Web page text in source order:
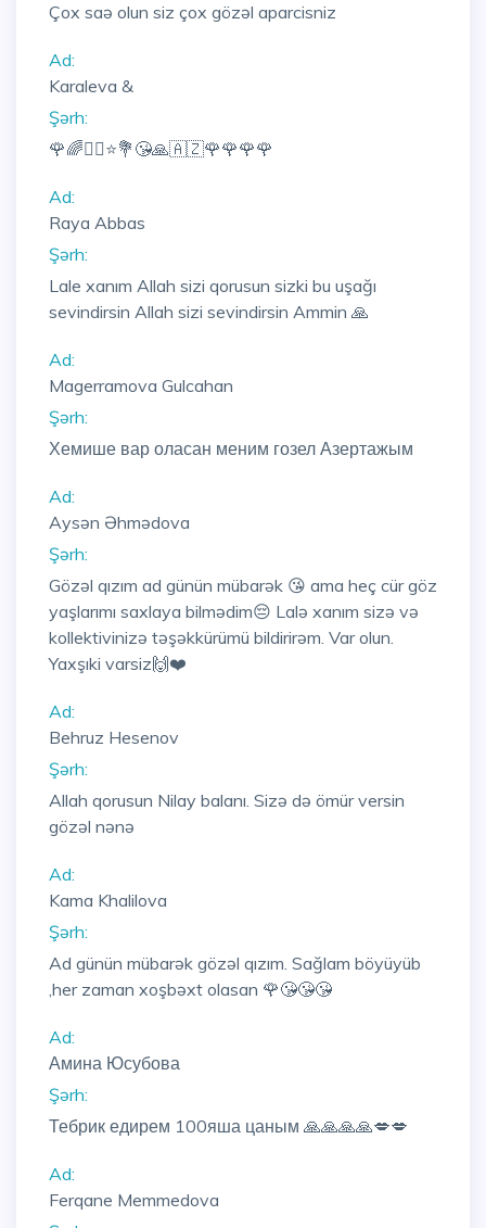
Çox saə olun siz çox gözəl aparcisniz
Ad:
Karaleva &
Şərh:
🌹🌈🧚‍♀️⭐💐😘🙏🇦🇿🌹🌹🌹🌹
Ad:
Raya Abbas
Şərh:
Lale xanım Allah sizi qorusun sizki bu uşağı
sevindirsin Allah sizi sevindirsin Ammin 🙏
Ad:
Magerramova Gulcahan
Şərh:
Хемише вар оласан меним гозел Азертажым
Ad:
Aysən Əhmədova
Şərh:
Gözəl qızım ad günün mübarək 😘 ama heç cür göz
yaşlarımı saxlaya bilmədim😔 Lalə xanım sizə və
kollektivinizə təşəkkürümü bildirirəm. Var olun.
Yaxşıki varsiz🙌❤️
Ad:
Behruz Hesenov
Şərh:
Allah qorusun Nilay balanı. Sizə də ömür versin
gözəl nənə
Ad:
Kama Khalilova
Şərh:
Ad günün mübarək gözəl qızım. Sağlam böyüyüb
,her zaman xoşbəxt olasan 🌹😘😘😘
Ad:
Амина Юсубова
Şərh:
Тебрик едирем 100яша цаным 🙏🙏🙏🙏💋💋
Ad:
Ferqane Memmedova